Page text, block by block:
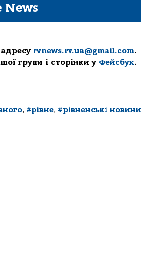
News
rvnews.rv.ua@gmail.com.
групи і сторінки у Фейсбук.
, #рівне, #рівненські новини